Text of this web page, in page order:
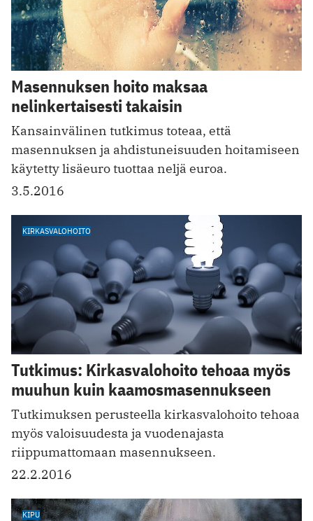
Masennuksen hoito maksaa
nelinkertaisesti takaisin
Kansainvälinen tutkimus toteaa, että
masennuksen ja ahdistuneisuuden hoitamiseen
käytetty lisäeuro tuottaa neljä euroa.
3.5.2016
KIRKASVALOHOITO
Tutkimus: Kirkasvalohoito tehoaa myös
muuhun kuin kaamosmasennukseen
Tutkimuksen perusteella kirkasvalohoito tehoaa
myös valoisuudesta ja vuodenajasta
riippumattomaan masennukseen.
22.2.2016
KIPU